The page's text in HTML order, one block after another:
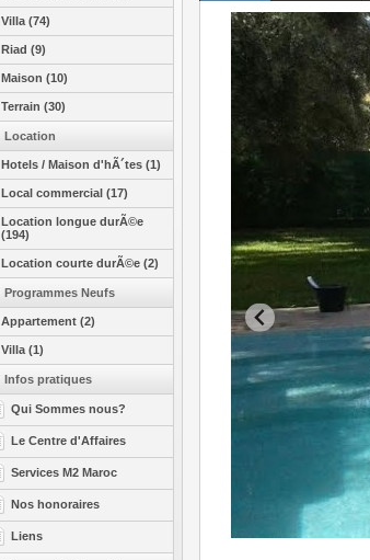
Villa (74)
Riad (9)
Maison (10)
Terrain (30)
Location
Hotels / Maison d'hÃ´tes (1)
Local commercial (17)
Location longue durÃ©e
(194)
Location courte durÃ©e (2)
Programmes Neufs
Appartement (2)
Villa (1)
Infos pratiques
Qui Sommes nous?
Le Centre d'Affaires
Services M2 Maroc
Nos honoraires
Liens